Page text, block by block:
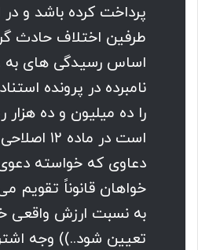
پرداخت کرده باشد و
طرفین اختلاف حادث
اساس رسیدگی های به
نامبرده در پرونده
را ده میلیون و ده هزار
دعاوی که خواسته
خواهان قانوناً تقویم
به نسبت ارزش واقعی